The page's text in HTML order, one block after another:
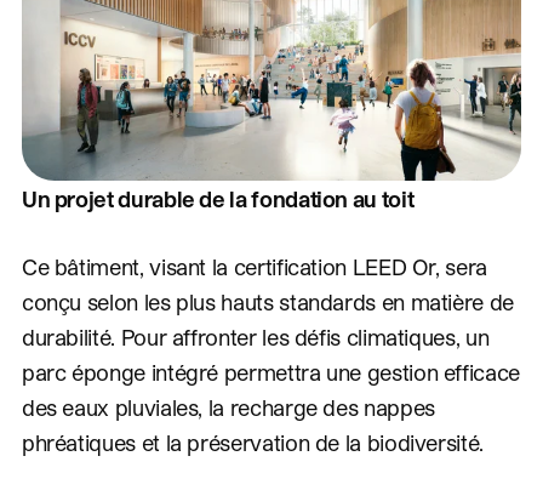
Un projet durable de la fondation au toit
Ce bâtiment, visant la certification LEED Or, sera
conçu selon les plus hauts standards en matière de
durabilité. Pour affronter les défis climatiques, un
parc éponge intégré permettra une gestion efficace
des eaux pluviales, la recharge des nappes
phréatiques et la préservation de la biodiversité.